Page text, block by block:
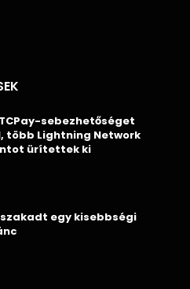
sebezhetőséget
több Lightning Network
ürítettek ki
egy kisebbségi